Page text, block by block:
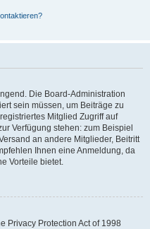
Die Board-Administration
sein müssen, um Beiträge zu
Mitglied Zugriff auf
Verfügung stehen: zum Beispiel
an andere Mitglieder, Beitritt
Ihnen eine Anmeldung, da
Vorteile bietet.
Privacy Protection Act of 1998